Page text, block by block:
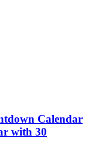
Calendar
with 30